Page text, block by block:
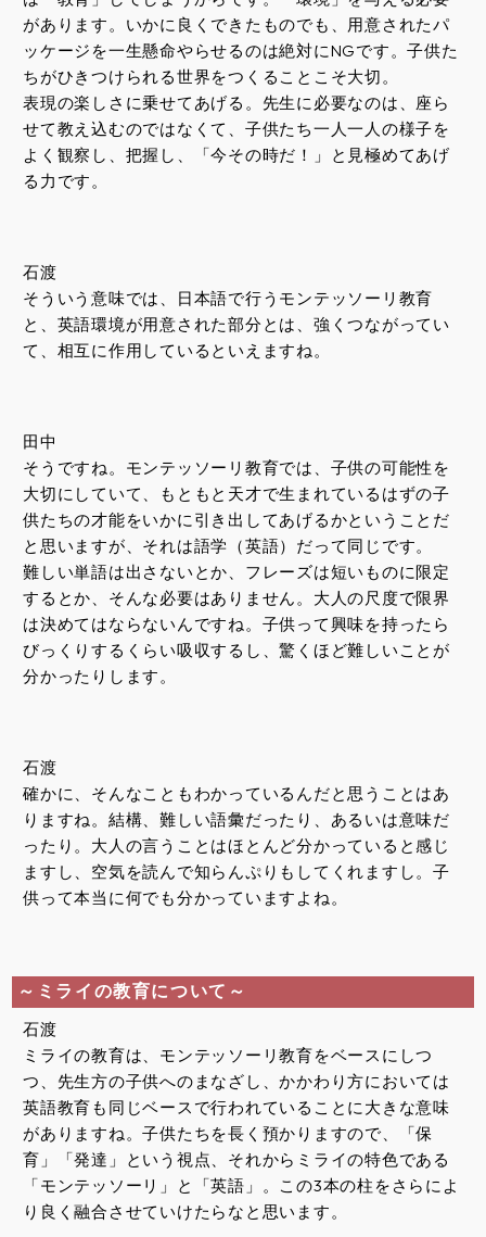
があります。いかに良くできたものでも、用意されたパ
ッケージを一生懸命やらせるのは絶対にNGです。子供た
ちがひきつけられる世界をつくることこそ大切。
表現の楽しさに乗せてあげる。先生に必要なのは、座ら
せて教え込むのではなくて、子供たち一人一人の様子を
よく観察し、把握し、「今その時だ！」と見極めてあげ
る力です。
石渡
そういう意味では、日本語で行うモンテッソーリ教育
と、英語環境が用意された部分とは、強くつながってい
て、相互に作用しているといえますね。
田中
そうですね。モンテッソーリ教育では、子供の可能性を
大切にしていて、もともと天才で生まれているはずの子
供たちの才能をいかに引き出してあげるかということだ
と思いますが、それは語学（英語）だって同じです。
難しい単語は出さないとか、フレーズは短いものに限定
するとか、そんな必要はありません。大人の尺度で限界
は決めてはならないんですね。子供って興味を持ったら
びっくりするくらい吸収するし、驚くほど難しいことが
分かったりします。
石渡
確かに、そんなこともわかっているんだと思うことはあ
りますね。結構、難しい語彙だったり、あるいは意味だ
ったり。大人の言うことはほとんど分かっていると感じ
ますし、空気を読んで知らんぷりもしてくれますし。子
供って本当に何でも分かっていますよね。
～ミライの教育について～​
石渡
ミライの教育は、モンテッソーリ教育をベースにしつ
つ、先生方の子供へのまなざし、かかわり方においては
英語教育も同じベースで行われていることに大きな意味
がありますね。子供たちを長く預かりますので、「保
育」「発達」という視点、それからミライの特色である
「モンテッソーリ」と「英語」。この3本の柱をさらによ
り良く融合させていけたらなと思います。